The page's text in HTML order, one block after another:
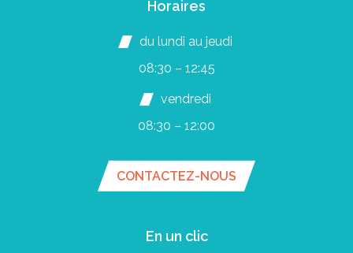
Horaires
du lundi au jeudi
08:30 – 12:45
vendredi
08:30 – 12:00
CONTACTEZ-NOUS
En un clic